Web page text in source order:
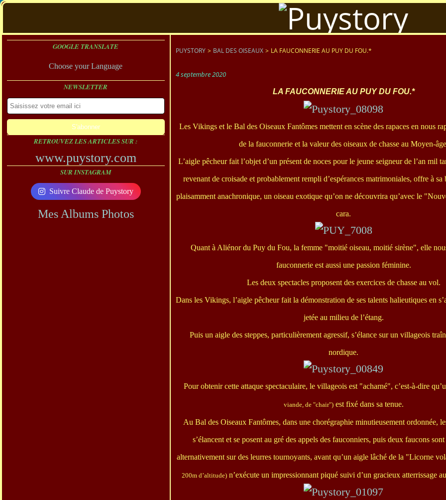
GOOGLE TRANSLATE
Choose your Language
NEWSLETTER
RETROUVEZ LES ARTICLES SUR :
www.puystory.com
SUR INSTAGRAM
Suivre Claude de Puystory
Mes Albums Photos
PUYSTORY > BAL DES OISEAUX > LA FAUCONNERIE AU PUY DU FOU.*
4 septembre 2020
LA FAUCONNERIE AU PUY DU FOU.*
Les Vikings et le Bal des Oiseaux Fantômes mettent en scène des rapaces en nous
de la fauconnerie et la valeur des oiseaux de chasse au Moyen-
L’aigle pêcheur fait l’objet d’un présent de noces pour le jeune seigneur de l’an mil
revenant de croisade et probablement rempli d’espérances matrimoniales, offre à sa
plaisamment anachronique, un oiseau exotique qu’on ne découvrira qu’avec le
cara.
Quant à Aliénor du Puy du Fou, la femme "moitié oiseau, moitié sirène", elle
fauconnerie est aussi une passion féminine.
Les deux spectacles proposent des exercices de chasse au vol.
Dans les Vikings, l’aigle pêcheur fait la démonstration de ses talents halieutiques en
jetée au milieu de l’étang.
Puis un aigle des steppes, particulièrement agressif, s’élance sur un villageois
nordique.
Pour obtenir cette attaque spectaculaire, le villageois est "acharné", c’est-à-dire
viande, de "chair")est fixé dans sa tenue.
Au Bal des Oiseaux Fantômes, dans une chorégraphie minutieusement ordonnée,
s’élancent et se posent au gré des appels des fauconniers, puis deux faucons
alternativement sur des leurres tournoyants, avant qu’un aigle lâché de la "Licorne
200m d’altitude)n’exécute un impressionnant piqué suivi d’un gracieux atterrissage